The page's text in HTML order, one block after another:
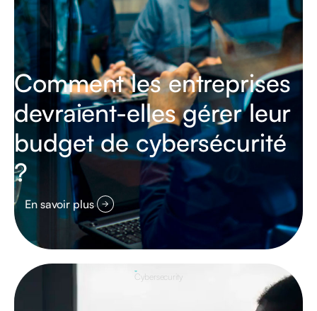
Comment les entreprises
devraient-elles gérer leur
budget de cybersécurité
?
En savoir plus
Cybersecurity